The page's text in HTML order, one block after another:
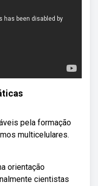
pela formação
multicelulares.
orientação
cientistas